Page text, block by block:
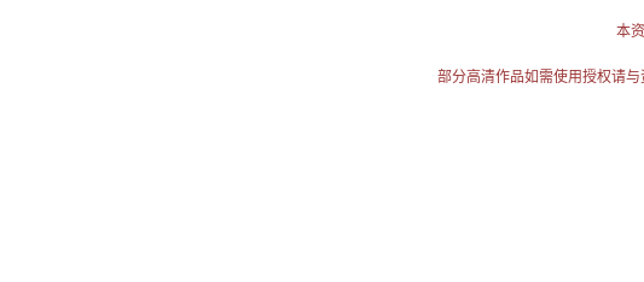
本
部分高清作品如需使用授权请与